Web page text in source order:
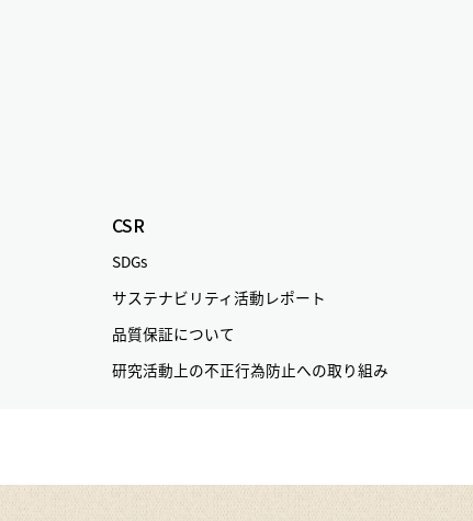
CSR
SDGs
サステナビリティ活動レポート
品質保証について
研究活動上の不正行為防止への取り組み